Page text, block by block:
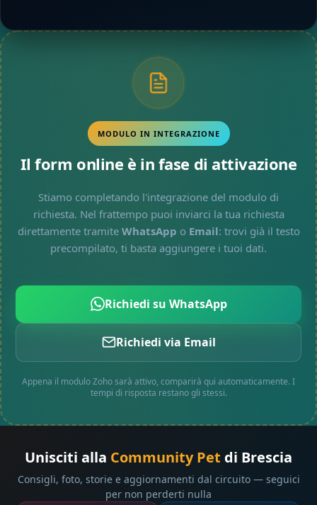
MODULO IN INTEGRAZIONE
Il form online è in fase di attivazione
Stiamo completando l'integrazione del modulo di
richiesta. Nel frattempo puoi inviarci la tua richiesta
direttamente tramite WhatsApp o Email: trovi già il testo
precompilato, ti basta aggiungere i tuoi dati.
Richiedi su WhatsApp
Richiedi via Email
Appena il modulo Zoho sarà attivo, comparirà qui automaticamente. I
tempi di risposta restano gli stessi.
Unisciti alla Community Pet di Brescia
Consigli, foto, storie e aggiornamenti dal circuito — seguici
per non perderti nulla